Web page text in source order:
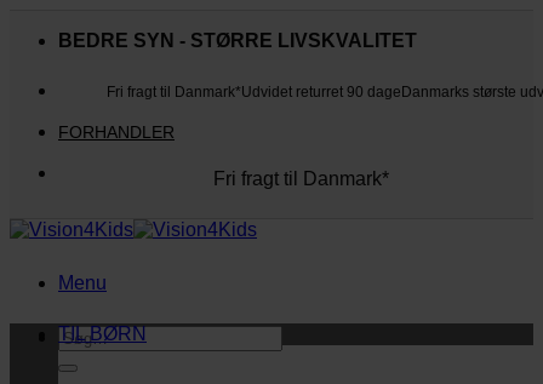
BEDRE SYN - STØRRE LIVSKVALITET
Fri fragt til Danmark*Udvidet returret 90 dage Danmarks største
FORHANDLER
Fri fragt til Danmark*
Menu
Søg
efter:
TIL BØRN